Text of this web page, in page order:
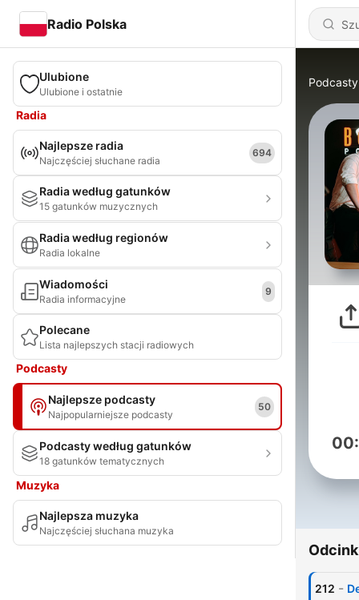
Radio Polska
Ulubione
Ulubione i ostatnie
Radia
Najlepsze radia
Najczęściej słuchane radia
694
Radia według gatunków
15 gatunków muzycznych
Radia według regionów
Radia lokalne
Wiadomości
Radia informacyjne
9
Polecane
Lista najlepszych stacji radiowych
Podcasty
Najlepsze podcasty
Najpopularniejsze podcasty
50
Podcasty według gatunków
18 gatunków tematycznych
Muzyka
Najlepsza muzyka
Najczęściej słuchana muzyka
Podcasty
212 -